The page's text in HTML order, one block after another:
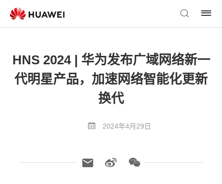
HNS 2024 | 华为发布广域网络新一
代明星产品，加速网络智能化更新
换代
2024年4月29日